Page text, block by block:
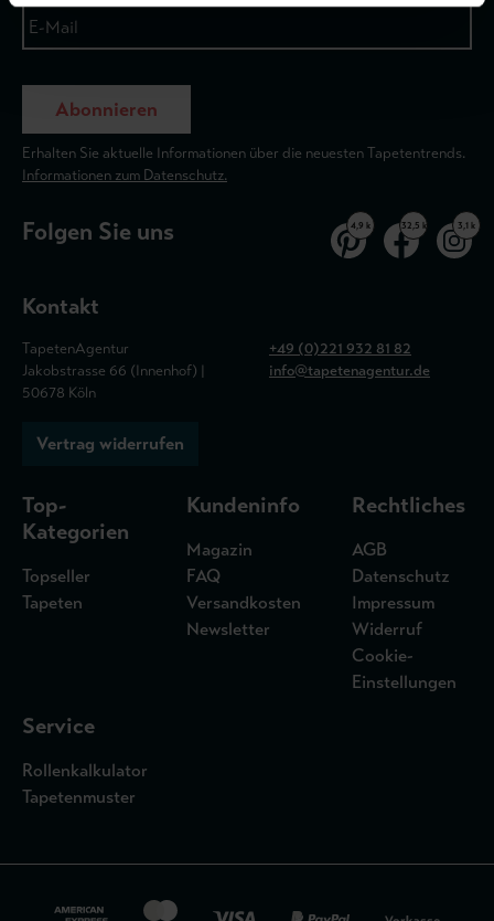
Abonnieren
Erhalten Sie aktuelle Informationen über die neuesten Tapetentrends.
Informationen zum Datenschutz.
Folgen Sie uns 4,9 k 32,5 k 3,1 k
Kontakt
TapetenAgentur
Jakobstrasse 66 (Innenhof) |
50678 Köln
+49 (0)221 932 81 82
info@tapetenagentur.de
Vertrag widerrufen
Top-
Kategorien
Topseller
Tapeten
Kundeninfo
Magazin
FAQ
Versandkosten
Newsletter
Rechtliches
AGB
Datenschutz
Impressum
Widerruf
Cookie-
Einstellungen
Service
Rollenkalkulator
Tapetenmuster